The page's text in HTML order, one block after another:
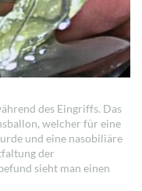
des Eingriffs. Das
welcher für eine
und eine nasobiliäre
der
sieht man einen